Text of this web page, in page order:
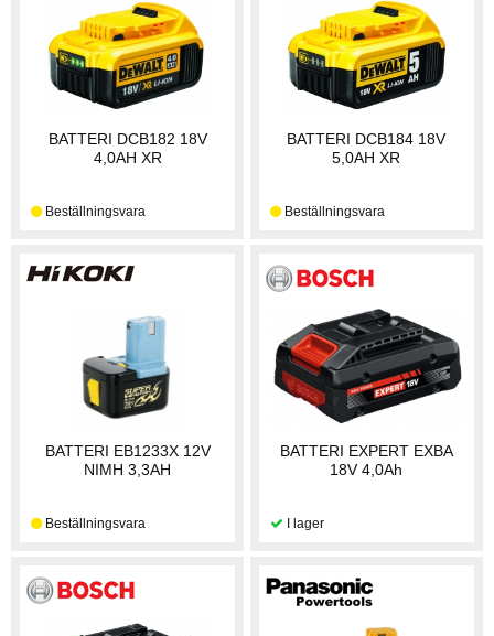
BATTERI DCB182 18V
4,0AH XR
BATTERI DCB184 18V
5,0AH XR
BATTERI EB1233X 12V
NIMH 3,3AH
BATTERI EXPERT EXBA
18V 4,0Ah